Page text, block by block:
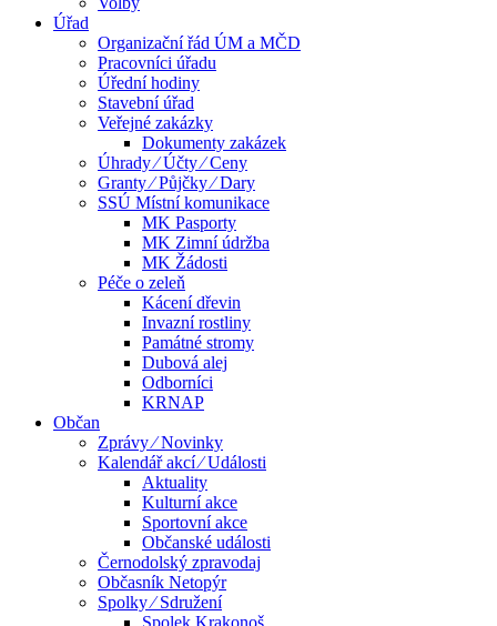
Úřad
Organizační řád ÚM a MČD
Pracovníci úřadu
Úřední hodiny
Stavební úřad
Veřejné zakázky
Dokumenty zakázek
Úhrady ⁄ Účty ⁄ Ceny
Granty ⁄ Půjčky ⁄ Dary
SSÚ Místní komunikace
MK Pasporty
MK Zimní údržba
MK Žádosti
Péče o zeleň
Kácení dřevin
Invazní rostliny
Památné stromy
Dubová alej
Odborníci
KRNAP
Občan
Zprávy ⁄ Novinky
Kalendář akcí ⁄ Události
Aktuality
Kulturní akce
Sportovní akce
Občanské události
Černodolský zpravodaj
Občasník Netopýr
Spolky ⁄ Sdružení
Spolek Krakonoš